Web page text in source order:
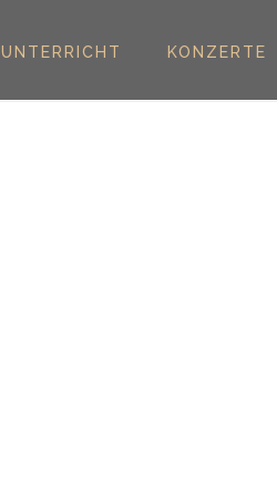
UNTERRICHT KONZERTE